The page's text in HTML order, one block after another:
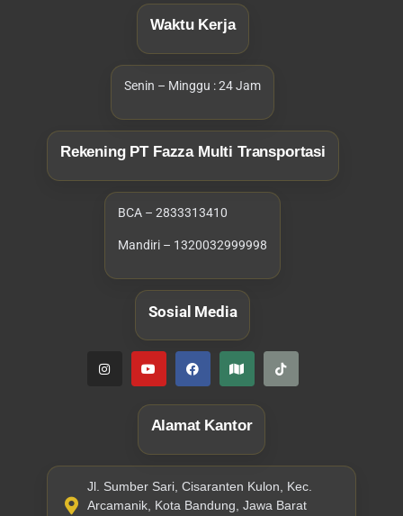
umumnya akan menangani semua
aspek teknis terkait mobilnya.
Sehingga pihak pengantin dapat
fokus sepenuhnya pada
kebahagiaan dan keseruan momen
pernikahannya.
6. Sudah Dilengkapi
Sopir
Terakhir, biasanya layanan rental
wedding car profesional juga sudah
menyertakan sopir sebagai fasilitas
sewa. Jadi, pengantin tidak perlu
lagi mencari sopir sendiri, bahkan
tidak perlu meminta teman atau
keluarga untuk menjadi sopir
karena sudah tersedia.
Tips Sewa Mobil
Pernikahan Bandung
Waktu Kerja
Senin – Minggu : 24 Jam
Rekening PT Fazza Multi Transportasi
BCA – 2833313410
Mandiri – 1320032999998
Sosial Media
Alamat Kantor
Jl. Sumber Sari, Cisaranten Kulon, Kec.
Arcamanik, Kota Bandung, Jawa Barat